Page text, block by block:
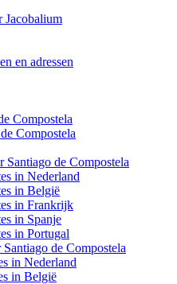
Jacobalium
en adressen
Compostela
Compostela
Santiago de Compostela
in Nederland
in België
in Frankrijk
in Spanje
in Portugal
Santiago de Compostela
in Nederland
in België